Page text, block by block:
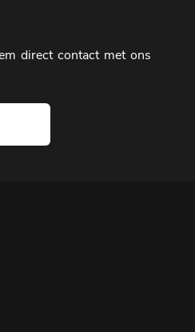
direct contact met ons